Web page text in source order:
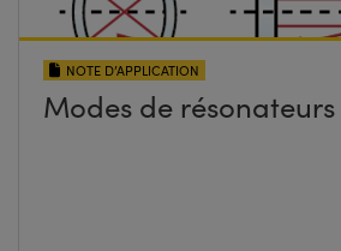
NOTE D’APPLICATION
Modes de